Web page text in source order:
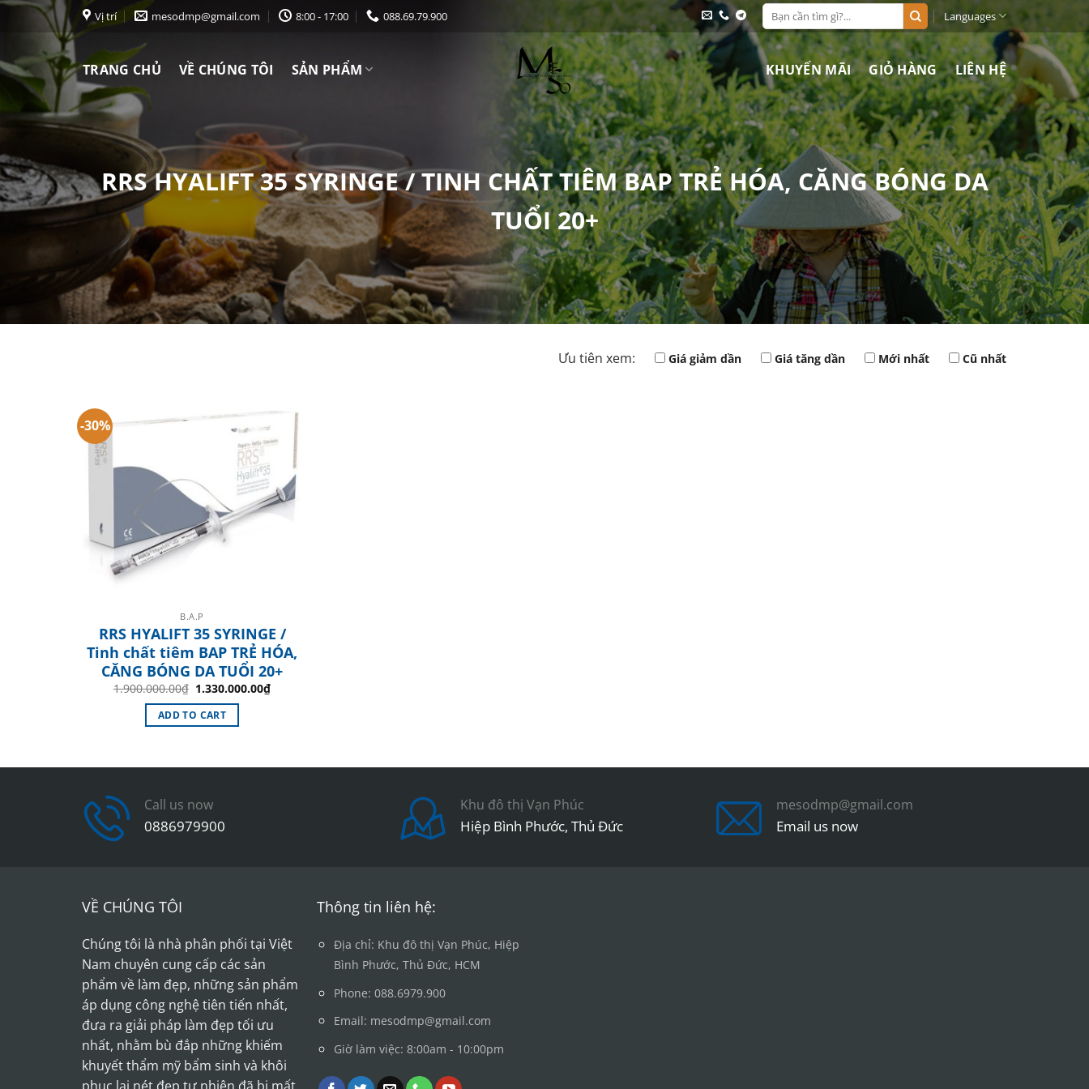
Chuyển
dung
Vị trí mesodmp@gmail.com 8:00 - 17:00 088.69.79.900
Search
for:
Languages
TRANG CHỦ VỀ CHÚNG TÔI SẢN PHẨM KHUYẾN MÃI GIỎ HÀNG LIÊN HỆ
RRS HYALIFT 35 SYRINGE / TINH CHẤT TIÊM BAP TRẺ HÓA, CĂNG BÓNG DA
TUỔI 20+
Ưu tiên xem: Giá giảm dần Giá tăng dần Mới nhất Cũ nhất
-30%
B.A.P
RRS HYALIFT 35 SYRINGE /
Tinh chất tiêm BAP TRẺ HÓA,
CĂNG BÓNG DA TUỔI 20+
1.900.000.00₫ Original
was:
1.900.000.00₫.
1.330.000.00₫Current
ADD TO CART
Call us now
0886979900
Khu đô thị Vạn Phúc
Hiệp Bình Phước, Thủ Đức
mesodmp@gmail.com
Email us now
VỀ CHÚNG TÔI
Chúng tôi là nhà phân phối tại Việt
Nam chuyên cung cấp các sản
phẩm về làm đẹp, những sản phẩm
áp dụng công nghệ tiên tiến nhất,
đưa ra giải pháp làm đẹp tối ưu
nhất, nhằm bù đắp những khiếm
khuyết thẩm mỹ bẩm sinh và khôi
Thông tin liên hệ:
Địa chỉ: Khu đô thị Vạn Phúc, Hiệp
Bình Phước, Thủ Đức, HCM
Phone: 088.6979.900
Email: mesodmp@gmail.com
Giờ làm việc: 8:00am - 10:00pm